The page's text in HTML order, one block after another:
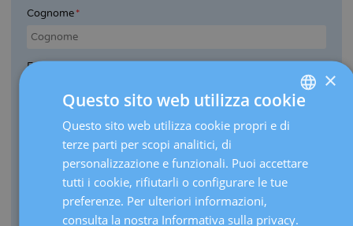
Cognome
E-mail
Telefono
Telefono
Voglio essere informata sulle ultime novità di Dexeus Mujer e
SPANISH
×
Questo sito web utilizza cookie
Questo sito web utilizza cookie propri e di
terze parti per scopi analitici, di
personalizzazione e funzionali. Puoi accettare
tutti i cookie, rifiutarli o configurare le tue
preferenze. Per ulteriori informazioni,
consulta la nostra Informativa sulla privacy.